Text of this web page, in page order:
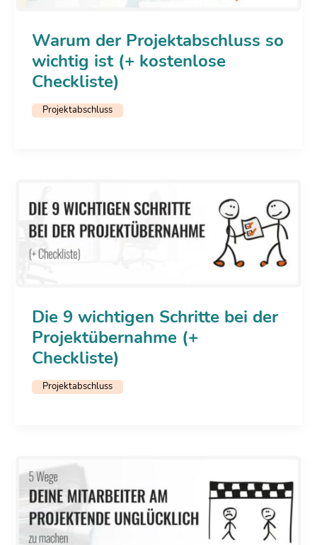
Warum der Projektabschluss so
wichtig ist (+ kostenlose
Checkliste)
Projektabschluss
Die 9 wichtigen Schritte bei der
Projektübernahme (+
Checkliste)
Projektabschluss